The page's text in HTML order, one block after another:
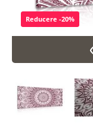
Reducere -20%